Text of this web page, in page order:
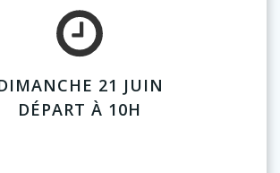
21 JUIN
DÉPART À 10H